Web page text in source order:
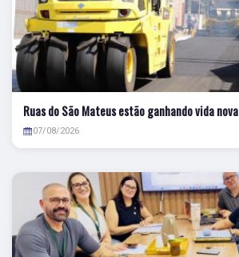
Ruas do São Mateus estão ganhando vida nova
07/08/2026